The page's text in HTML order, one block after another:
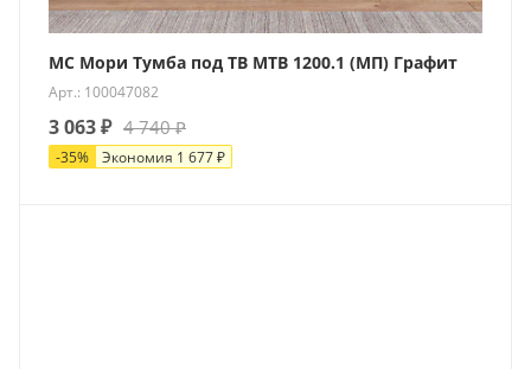
МС Мори Тумба под ТВ МТВ 1200.1 (МП) Графит
Арт.: 100047082
3 063₽ 4 740₽
-35% Экономия 1 677₽